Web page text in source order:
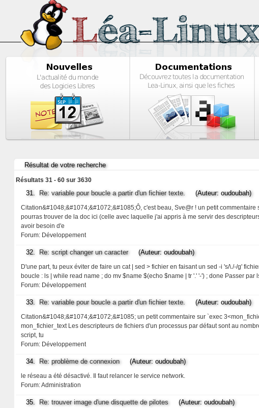
Résultat de votre recherche
Résultats 31 - 60 sur 3630
31. Re: variable pour boucle a partir d'un fichier texte. (Auteur: oudoubah)
Citation&#1048;&#1074;&#1072;&#1085;Ô, c'est beau, Sve@r ! un petit
pourras trouver de la doc ici (celle avec laquelle j'ai appris à me servir des
avoir besoin d'e
Forum: Développement
32. Re: script changer un caracter(Auteur: oudoubah)
D'une part, tu peux éviter de faire un cat | sed > fichier en faisant un sed -i 's/\./-/g'
boucle : ls | while read name ; do mv $name $(echo $name | tr '.' '-') ; done Passer
Forum: Développement
33. Re: variable pour boucle a partir d'un fichier texte. (Auteur: oudoubah)
Citation&#1048;&#1074;&#1072;&#1085; un petit commentaire sur `exec
mon_fichier_text Les descripteurs de fichiers d'un processus par défaut sont au
script, tu
Forum: Développement
34. Re: problème de connexion(Auteur: oudoubah)
le réseau a été désactivé. Il faut relancer le service network.
Forum:Administration
35. Re: trouver image d'une disquette de pilotes(Auteur: oudoubah)